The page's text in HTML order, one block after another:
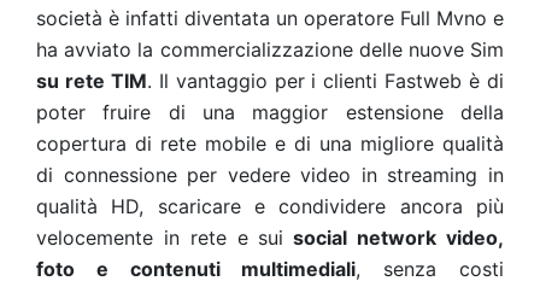
società è infatti diventata un operatore Full Mvno e
ha avviato la commercializzazione delle nuove Sim
su rete TIM. Il vantaggio per i clienti Fastweb è di
poter fruire di una maggior estensione della
copertura di rete mobile e di una migliore qualità
di connessione per vedere video in streaming in
qualità HD, scaricare e condividere ancora più
velocemente in rete e sui social network video,
foto e contenuti multimediali, senza costi